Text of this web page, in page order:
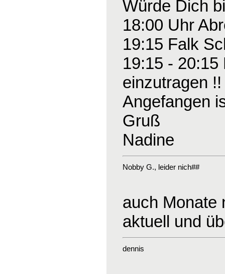
Würde Dich
18:00 Uhr
19:15 Falk
19:15 -
einzutragen !!
Angefangen
Gruß
Nadine
Nobby G., leider nich##
auch Monate
aktuell und
dennis